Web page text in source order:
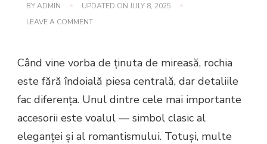
BYADMIN UPDATED ON JULY 8, 2025
LEAVE A COMMENTON
VOAL?
ÎȚI
LOOK-
DE
MIREASĂ
Când vine vorba de ținuta de mireasă, rochia
este fără îndoială piesa centrală, dar detaliile
fac diferența. Unul dintre cele mai importante
accesorii este voalul — simbol clasic al
eleganței și al romantismului. Totuși, multe